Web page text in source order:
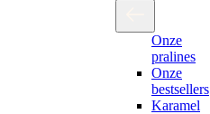
Onze
pralines
Onze
bestsellers
Karamel